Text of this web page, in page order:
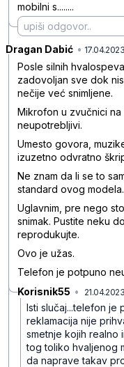
mobilni s........
Dragan Dabić •
Posle silnih
zadovoljan sve dok
nečije već snimljene.
Mikrofon u zvučnici
neupotrebljivi.
Umesto govora,
izuzetno odvratno
Ne znam da li se to
standard ovog modela.
Uglavnim, pre nego
snimak. Pustite neku
reprodukujte.
Ovo je užas.
Telefon je potpuno
Korisnik55 •
Isti slučaj...telefon je
reklamacija nije
smetnje kojih realno
tog toliko hvaljenog
da naprave takav